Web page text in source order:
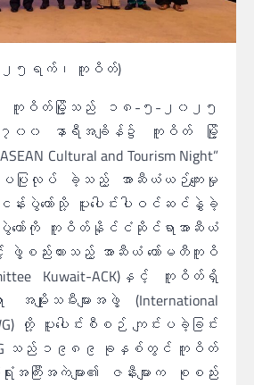
၅ရက်၊ ကူဝိတ်)
၊ ကူဝိတ်မြို့သည် ၁၈-၅-၂၀၂၅
၀၀ နာရီအချိန်၌ ကူဝိတ် မြို့
Cultural and Tourism Night”
ပပြုလုပ် ခဲ့သည့် အာဆီယံယဉ်ကျေးမှု
းပွဲတော်သို့ ပူးပေါင်းပါဝင်ဆင်နွှဲခဲ့
တော်ကို ကူဝိတ်နိုင်ငံဆိုင်ရာအာဆီယံ
င့် ဖွဲ့စည်းထားသည့် အာဆီယံ ကော်မတီကူဝိ
Kuwait-ACK)နှင့် ကူဝိတ်ရှိ
မျိုးသမီးများအဖွဲ့ (International
တို့ ပူးပေါင်းစီစဉ် ကျင်းပခဲ့ခြင်း
သည် ၁၉၈၉ ခုနှစ်တွင် ကူဝိတ်
ြီးအကဲများ၏ ဇနီးများက စုစည်း